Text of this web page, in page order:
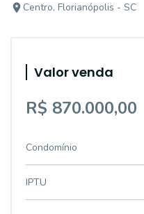
Centro, Florianópolis - SC
Valor venda
R$ 870.000,00
Condomínio
IPTU